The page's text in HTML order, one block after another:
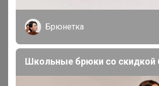
МЁД
Брюнетка
Школьные брюки со скидкой